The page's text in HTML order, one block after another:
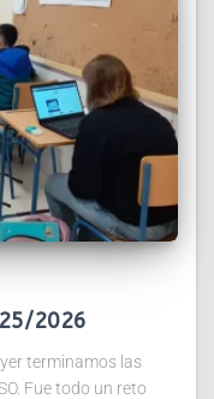
2026
terminamos las
Fue todo un reto